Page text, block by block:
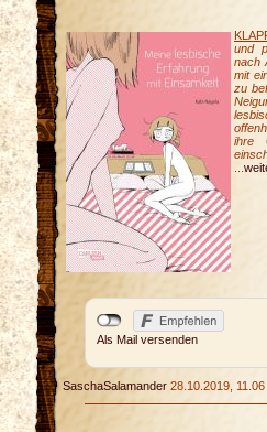
und
nach
mit
zu
ihre
Als Mail versenden
SaschaSalamander 28.10.2019, 11.06